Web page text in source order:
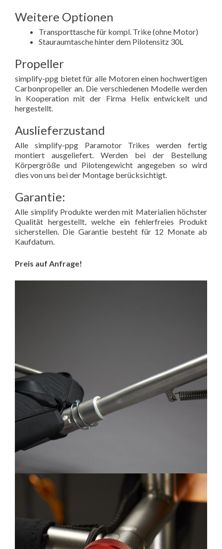
Weitere Optionen
Transporttasche für kompl. Trike (ohne Motor)
Stauraumtasche hinter dem Pilotensitz 30L
Propeller
simplify-ppg bietet für alle Motoren einen hochwertigen
Carbonpropeller an. Die verschiedenen Modelle werden
in Kooperation mit der Firma Helix entwickelt und
hergestellt.
Auslieferzustand
Alle simplify-ppg Paramotor Trikes werden fertig
montiert ausgeliefert. Werden bei der Bestellung
Körpergröße und Pilotengewicht angegeben so wird
dies von uns bei der Montage berücksichtigt.
Garantie:
Alle simplify Produkte werden mit Materialien höchster
Qualität hergestellt, welche ein fehlerfreies Produkt
sicherstellen. Die Garantie besteht für 12 Monate ab
Kaufdatum.
Preis auf Anfrage!